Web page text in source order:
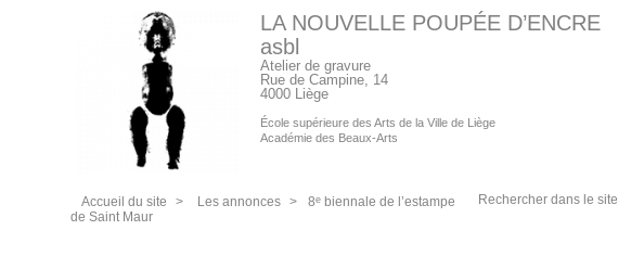
LA NOUVELLE POUPÉE D’ENCRE
asbl
Atelier de gravure
Rue de Campine, 14
4000 Liège
École supérieure des Arts de la Ville de Liège
Académie des Beaux-Arts
Rechercher dans le site
Accueil du site > Les annonces > 8e biennale de l’estampe
de Saint Maur